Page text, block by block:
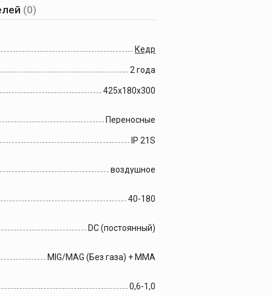
(0)
Кедр
2 года
425х180х300
Переносные
IP 21S
воздушное
40-180
DC (постоянный)
MIG/MAG (Без газа) + MMA
0,6-1,0